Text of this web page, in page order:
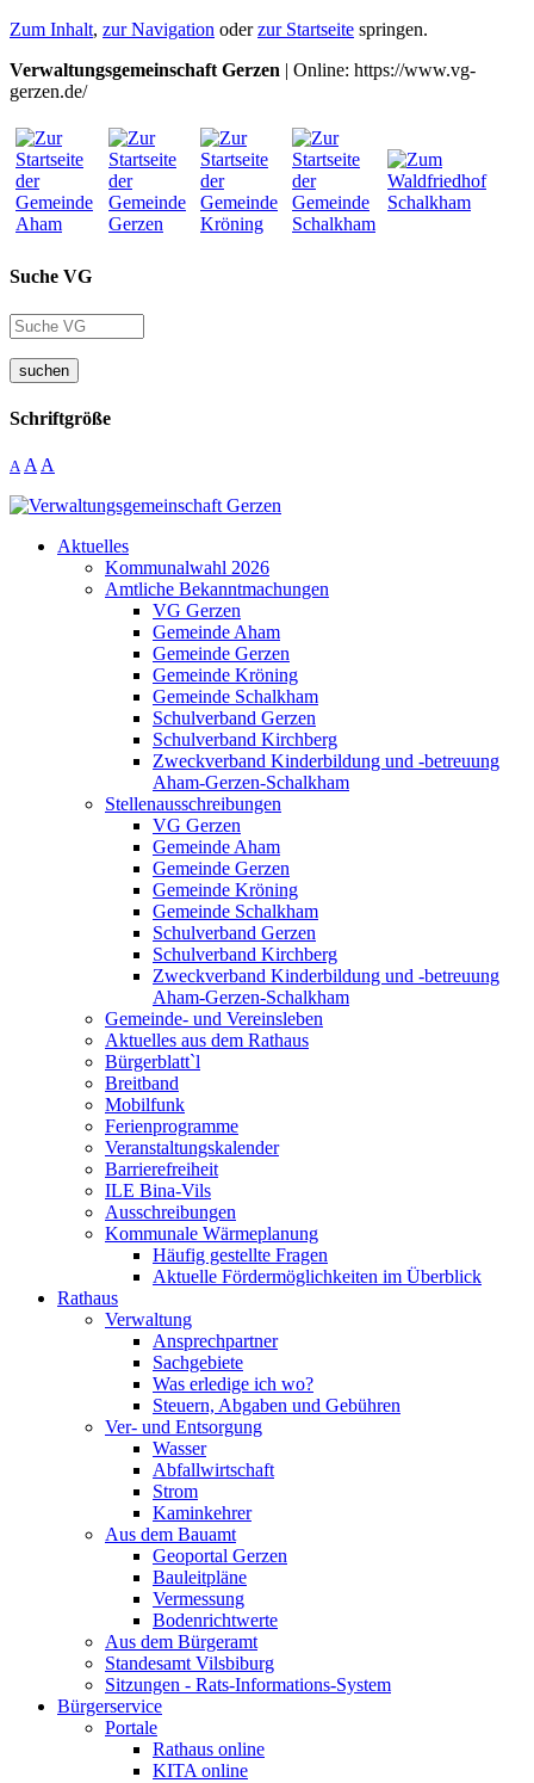
Zum Inhalt, zur Navigation oderzur Startseite springen.
Verwaltungsgemeinschaft Gerzen | Online: https://www.vg-
gerzen.de/
Suche VG
suchen
Schriftgröße
A A A
Aktuelles
Kommunalwahl 2026
Amtliche Bekanntmachungen
VG Gerzen
Gemeinde Aham
Gemeinde Gerzen
Gemeinde Kröning
Gemeinde Schalkham
Schulverband Gerzen
Schulverband Kirchberg
Zweckverband Kinderbildung und -betreuung
Aham-Gerzen-Schalkham
Stellenausschreibungen
VG Gerzen
Gemeinde Aham
Gemeinde Gerzen
Gemeinde Kröning
Gemeinde Schalkham
Schulverband Gerzen
Schulverband Kirchberg
Zweckverband Kinderbildung und -betreuung
Aham-Gerzen-Schalkham
Gemeinde- und Vereinsleben
Aktuelles aus dem Rathaus
Bürgerblatt`l
Breitband
Mobilfunk
Ferienprogramme
Veranstaltungskalender
Barrierefreiheit
ILE Bina-Vils
Ausschreibungen
Kommunale Wärmeplanung
Häufig gestellte Fragen
Aktuelle Fördermöglichkeiten im Überblick
Rathaus
Verwaltung
Ansprechpartner
Sachgebiete
Was erledige ich wo?
Steuern, Abgaben und Gebühren
Ver- und Entsorgung
Wasser
Abfallwirtschaft
Strom
Kaminkehrer
Aus dem Bauamt
Geoportal Gerzen
Bauleitpläne
Vermessung
Bodenrichtwerte
Aus dem Bürgeramt
Standesamt Vilsbiburg
Sitzungen - Rats-Informations-System
Bürgerservice
Portale
Rathaus online
KITA online